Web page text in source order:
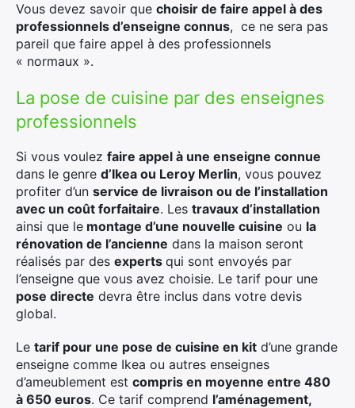
Vous devez savoir que choisir de faire appel à des
professionnels d’enseigne connus, ce ne sera pas
pareil que faire appel à des professionnels
« normaux ».
La pose de cuisine par des enseignes
professionnels
Si vous voulez faire appel à une enseigne connue
dans le genre d’Ikea ou Leroy Merlin, vous pouvez
profiter d’un service de livraison ou de l’installation
avec un coût forfaitaire. Les travaux d’installation
ainsi que le montage d’une nouvelle cuisine ou la
rénovation de l’ancienne dans la maison seront
réalisés par des experts qui sont envoyés par
l’enseigne que vous avez choisie. Le tarif pour une
pose directe devra être inclus dans votre devis
global.
Le tarif pour une pose de cuisine en kit d’une grande
enseigne comme Ikea ou autres enseignes
d’ameublement est compris en moyenne entre 480
à 650 euros. Ce tarif comprend l’aménagement,